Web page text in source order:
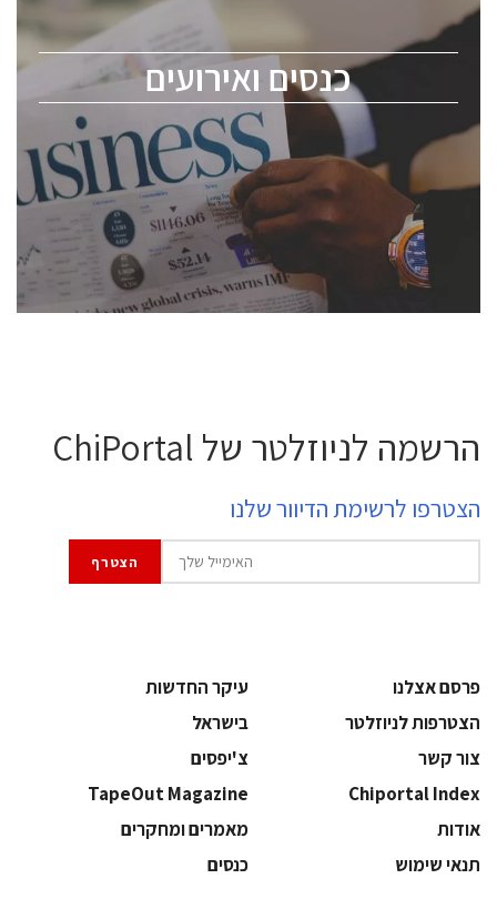
כנסים ואירועים
לכל העוסקים בתעשיית הסמיקונדקטור כולל מהנדסים,
ChipEx2026 will be held on May 12-13, 2026. The
conference is intended for everyone involved in the
semiconductor industry, including engineers,
professional experts, and senior executives.
לחץ לפרטים
הרשמה לניוזלטר של ChiPortal
הצטרפו לרשימת הדיוור שלנו
פרסם אצלנו
עיקר החדשות
הצטרפות לניוזלטר
בישראל
צור קשר
צ'יפסים
Chiportal Index
TapeOut Magazine
אודות
מאמרים ומחקרים
תנאי שימוש
כנסים